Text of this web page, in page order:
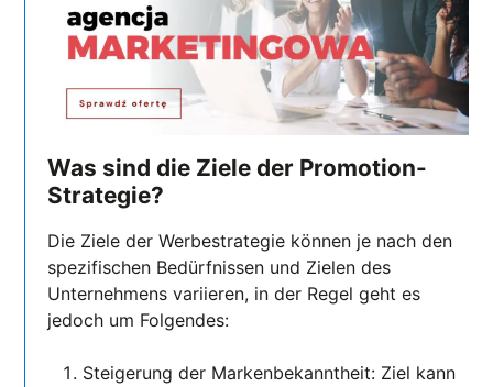
Was sind die Ziele der Promotion-
Strategie?
Die Ziele der Werbestrategie können je nach den
spezifischen Bedürfnissen und Zielen des
Unternehmens variieren, in der Regel geht es
jedoch um Folgendes:
Steigerung der Markenbekanntheit: Ziel kann